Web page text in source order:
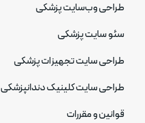
طراحی وب‌سایت پزشکی
سئو سایت پزشکی
طراحی سایت تجهیزات پزشکی
طراحی سایت کلینیک دندانپزشکی
قوانین و مقررات